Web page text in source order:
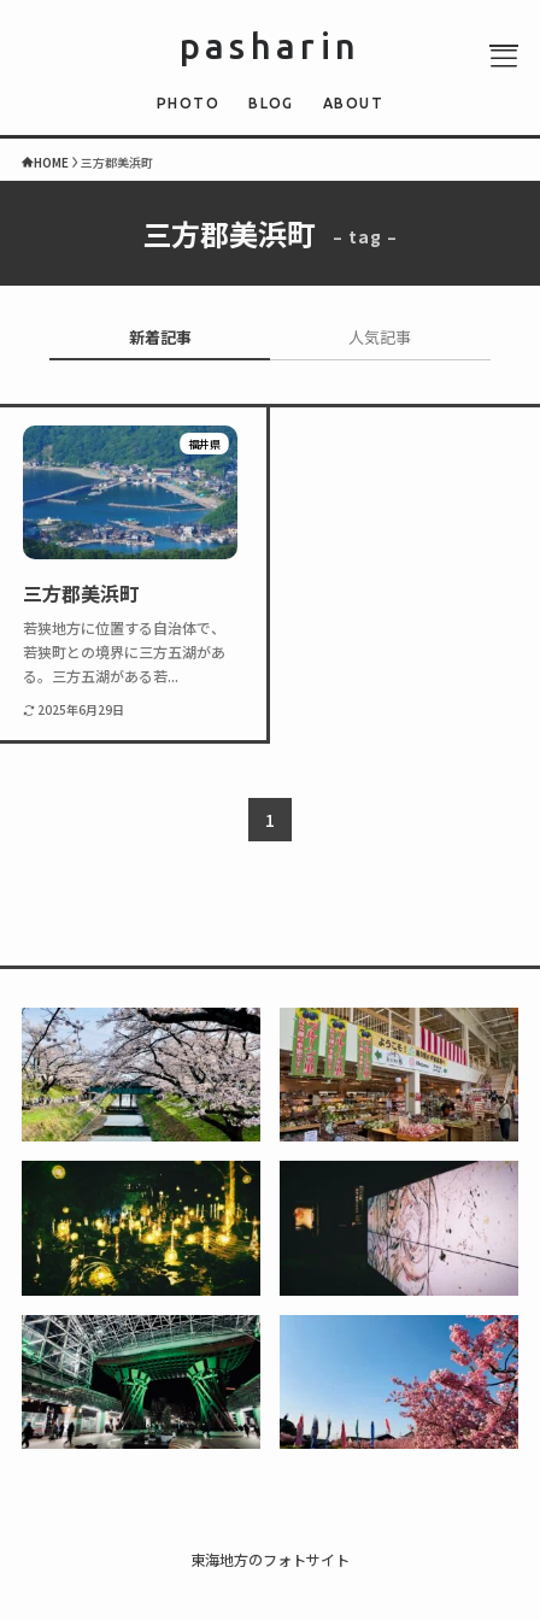
PHOTO
BLOG
pasharin
PHOTO BLOG ABOUT
HOME 三方郡美浜町
三方郡美浜町 – tag –
新着記事 人気記事
福井県
三方郡美浜町
若狭地方に位置する自治体で、
若狭町との境界に三方五湖があ
る。三方五湖がある若...
2025年6月29日
1
東海地方のフォトサイト